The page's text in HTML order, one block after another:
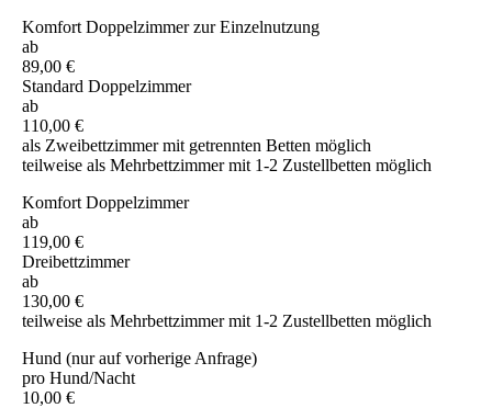
Komfort Doppelzimmer zur Einzelnutzung
ab
89,00 €
Standard Doppelzimmer
ab
110,00 €
als Zweibettzimmer mit getrennten Betten möglich
teilweise als Mehrbettzimmer mit 1-2 Zustellbetten möglich
Komfort Doppelzimmer
ab
119,00 €
Dreibettzimmer
ab
130,00 €
teilweise als Mehrbettzimmer mit 1-2 Zustellbetten möglich
Hund (nur auf vorherige Anfrage)
pro Hund/Nacht
10,00 €